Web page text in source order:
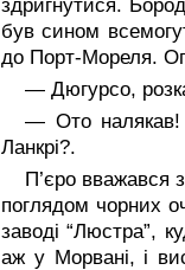
здригнутися.
був сином
до Порт-Мореля.
— Дюгурсо,
— Ото налякав!
Ланкрі?.
П’єро вважався
поглядом чорних
заводі “Люстра”,
аж у Морвані, і